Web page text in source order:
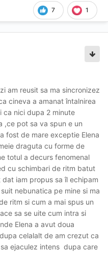
7 1
am reusit sa ma sincronizez
cineva a amanat întalnirea
ca nici dupa 2 minute
,ce pot sa va spun e un
fost de mare exceptie Elena
draguta cu forme de
totul a decurs fenomenal
cu schimbari de ritm batut
iam propus sa îl echipam
nebunatica pe mine si ma
ritm si cum a mai spus un
sa se uite cum intra si
Elena a avut doua
celalalt de am crezut ca
ejaculez intens dupa care